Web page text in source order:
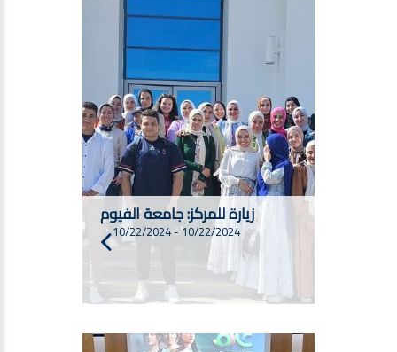
زيارة للمركز: جامعة الفيوم
10/22/2024
-
10/22/2024